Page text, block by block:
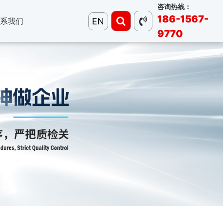
我们 EN
咨询热线：
186-1567-
9770